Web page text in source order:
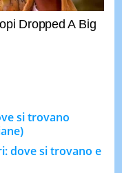
si trovano
dove si trovano e